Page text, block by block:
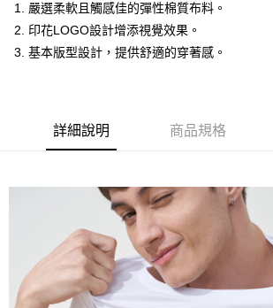
全家取貨付款
每筆NT$60，滿NT$1,500(含以上)免運費
萊爾富取貨付款
每筆NT$60，滿NT$1,500(含以上)免運費
付款後萊爾富取貨
每筆NT$60，滿NT$1,500(含以上)免運費
7-11取貨付款
每筆NT$60，滿NT$1,500(含以上)免運費
付款後7-11取貨
1. 嚴選柔軟且觸感佳的彈性棉質布料。
2. 印花LOGO設計增添視覺效果。
3. 基本版型設計，提供舒適的穿著感。
詳細說明 商品規格